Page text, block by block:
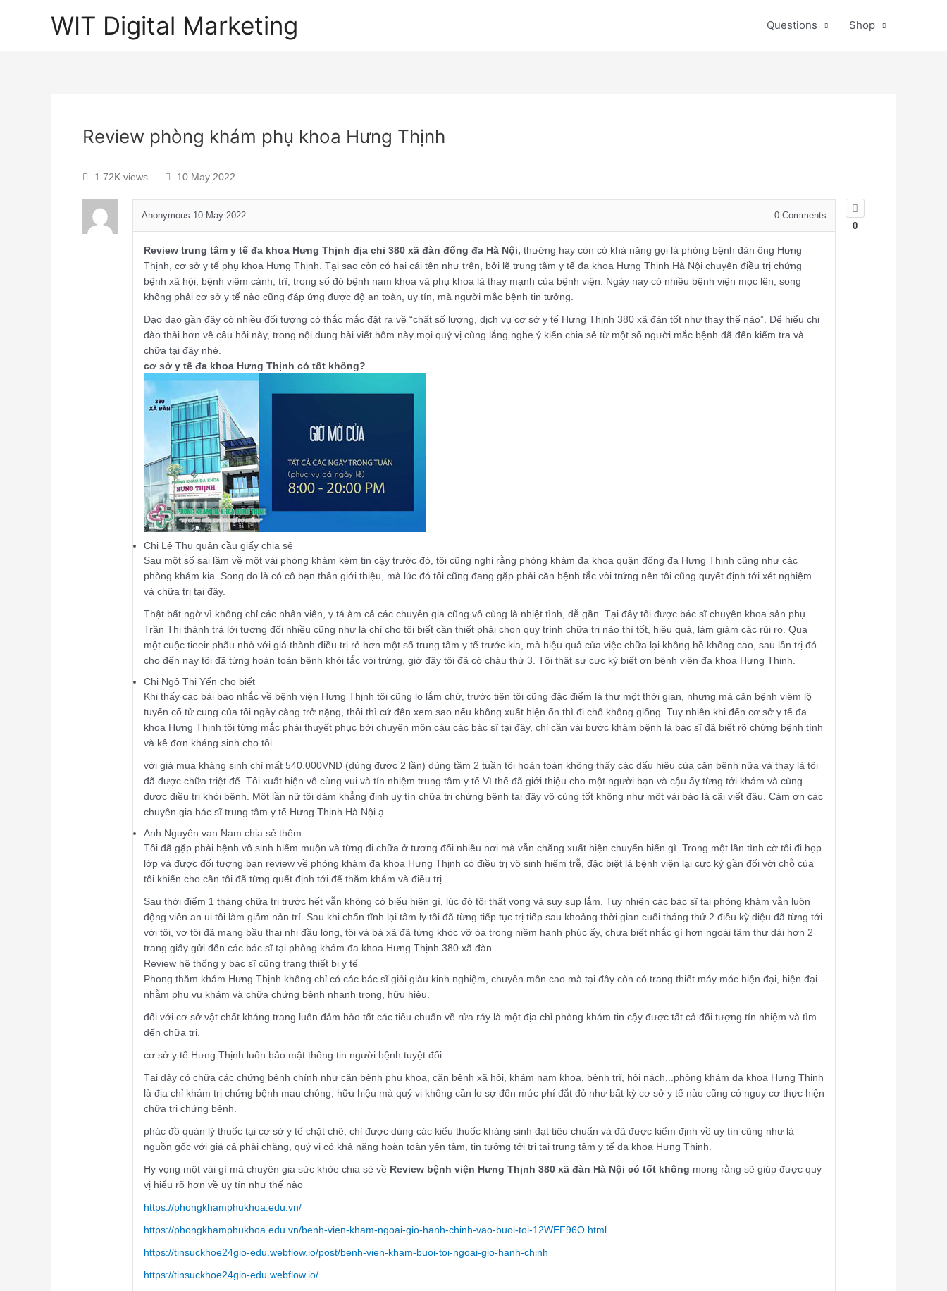
WIT Digital Marketing Questions Shop
Review phòng khám phụ khoa Hưng Thịnh
1.72K views 10 May 2022
0
Anonymous 10 May 2022 0 Comments
Review trung tâm y tế đa khoa Hưng Thịnh địa chỉ 380 xã đàn đống đa Hà Nội, thường hay còn có khả năng gọi là phòng bệnh đàn ông Hưng
Thịnh, cơ sở y tế phụ khoa Hưng Thịnh. Tại sao còn có hai cái tên như trên, bởi lẽ trung tâm y tế đa khoa Hưng Thịnh Hà Nội chuyên điều trị chứng
bệnh xã hội, bệnh viêm cánh, trĩ, trong số đó bệnh nam khoa và phụ khoa là thay mạnh của bệnh viện. Ngày nay có nhiều bệnh viện mọc lên, song
không phải cơ sở y tế nào cũng đáp ứng được độ an toàn, uy tín, mà người mắc bệnh tin tưởng.
Dạo dạo gần đây có nhiều đối tượng có thắc mắc đặt ra về “chất số lượng, dịch vụ cơ sở y tế Hưng Thịnh 380 xã đàn tốt như thay thế nào”. Để hiểu chi
đào thải hơn về câu hỏi này, trong nội dung bài viết hôm này mọi quý vị cùng lắng nghe ý kiến chia sẻ từ một số người mắc bệnh đã đến kiểm tra và
chữa tại đây nhé.
cơ sở y tế đa khoa Hưng Thịnh có tốt không?
Chị Lệ Thu quận cầu giấy chia sẻ
Sau một số sai lầm về một vài phòng khám kém tin cậy trước đó, tôi cũng nghỉ rằng phòng khám đa khoa quận đống đa Hưng Thịnh cũng như các
phòng khám kia. Song do là có cô bạn thân giới thiệu, mà lúc đó tôi cũng đang gặp phải căn bệnh tắc vòi trứng nên tôi cũng quyết định tới xét nghiệm
và chữa trị tại đây.
Thật bất ngờ vì không chỉ các nhân viên, y tá àm cả các chuyên gia cũng vô cùng là nhiệt tình, dễ gần. Tại đây tôi được bác sĩ chuyên khoa sản phụ
Trần Thị thành trả lời tương đối nhiều cũng như là chỉ cho tôi biết cần thiết phải chọn quy trình chữa trị nào thì tốt, hiệu quả, làm giảm các rủi ro. Qua
một cuộc tieeir phãu nhỏ với giá thành điều trị rẻ hơn một số trung tâm y tế trước kia, mà hiệu quả của việc chữa lại không hề không cao, sau lần trị đó
cho đến nay tôi đã từng hoàn toàn bệnh khỏi tắc vòi trứng, giờ đây tôi đã có cháu thứ 3. Tôi thật sự cực kỳ biết ơn bệnh viện đa khoa Hưng Thịnh.
Chị Ngô Thị Yến cho biết
Khi thấy các bài báo nhắc về bệnh viện Hưng Thịnh tôi cũng lo lắm chứ, trước tiên tôi cũng đặc điểm là thư một thời gian, nhưng mà căn bệnh viêm lộ
tuyến cổ tử cung của tôi ngày càng trở nặng, thôi thì cứ đên xem sao nếu không xuất hiện ổn thì đi chổ không giống. Tuy nhiên khi đến cơ sở y tế đa
khoa Hưng Thịnh tôi từng mắc phải thuyết phục bởi chuyên môn cảu các bác sĩ tại đây, chỉ cần vài bước khám bệnh là bác sĩ đã biết rõ chứng bệnh tình
và kê đơn kháng sinh cho tôi
với giá mua kháng sinh chỉ mất 540.000VNĐ (dùng được 2 lần) dùng tầm 2 tuần tôi hoàn toàn không thấy các dấu hiệu của căn bệnh nữa và thay là tôi
đã được chữa triệt để. Tôi xuất hiện vô cùng vui và tín nhiệm trung tâm y tế Vì thế đã giới thiệu cho một người bạn và cậu ấy từng tới khám và cùng
được điều trị khỏi bệnh. Một lần nữ tôi dám khẳng định uy tín chữa trị chứng bệnh tại đây vô cùng tốt không như một vài báo lá cãi viết đâu. Cảm ơn các
chuyên gia bác sĩ trung tâm y tế Hưng Thịnh Hà Nội ạ.
Anh Nguyên van Nam chia sẻ thêm
Tôi đã gặp phải bệnh vô sinh hiếm muộn và từng đi chữa ở tương đối nhiều nơi mà vẫn chăng xuất hiện chuyển biến gì. Trong một lần tình cờ tôi đi họp
lớp và được đối tượng bạn review về phòng khám đa khoa Hưng Thịnh có điều trị vô sinh hiếm trễ, đặc biệt là bệnh viện lại cực kỳ gần đối với chỗ của
tôi khiến cho cần tôi đã từng quết định tới để thăm khám và điều trị.
Sau thời điểm 1 tháng chữa trị trước hết vẫn không có biểu hiện gì, lúc đó tôi thất vọng và suy sụp lắm. Tuy nhiên các bác sĩ tại phòng khám vẫn luôn
động viên an ui tôi làm giảm nản trí. Sau khi chấn tĩnh lại tâm ly tôi đã từng tiếp tục trị tiếp sau khoảng thời gian cuối tháng thứ 2 điều kỳ diệu đã từng tới
với tôi, vợ tôi đã mang bầu thai nhi đầu lòng, tôi và bà xã đã từng khóc vỡ òa trong niềm hạnh phúc ấy, chưa biết nhắc gì hơn ngoài tâm thư dài hơn 2
trang giấy gửi đến các bác sĩ tại phòng khám đa khoa Hưng Thịnh 380 xã đàn.
Review hệ thống y bác sĩ cũng trang thiết bị y tế
Phong thăm khám Hưng Thịnh không chỉ có các bác sĩ giỏi giàu kinh nghiệm, chuyên môn cao mà tại đây còn có trang thiết máy móc hiện đại, hiện đại
nhằm phụ vụ khám và chữa chứng bệnh nhanh trong, hữu hiệu.
đối với cơ sở vật chất kháng trang luôn đảm bảo tốt các tiêu chuẩn về rửa ráy là một địa chỉ phòng khám tin cậy được tất cả đối tượng tín nhiệm và tìm
đến chữa trị.
cơ sở y tế Hưng Thịnh luôn bảo mật thông tin người bệnh tuyệt đối.
Tại đây có chữa các chứng bệnh chính như căn bệnh phụ khoa, căn bệnh xã hội, khám nam khoa, bệnh trĩ, hôi nách,..phòng khám đa khoa Hưng Thịnh
là địa chỉ khám trị chứng bệnh mau chóng, hữu hiệu mà quý vị không cần lo sợ đến mức phí đắt đỏ như bất kỳ cơ sở y tế nào cũng có nguy cơ thực hiện
chữa trị chứng bệnh.
phác đồ quản lý thuốc tại cơ sở y tế chặt chẽ, chỉ được dùng các kiểu thuốc kháng sinh đạt tiêu chuẩn và đã được kiểm định về uy tín cũng như là
nguồn gốc với giá cả phải chăng, quý vị có khả năng hoàn toàn yên tâm, tin tưởng tới trị tại trung tâm y tế đa khoa Hưng Thịnh.
Hy vọng một vài gì mà chuyên gia sức khỏe chia sẻ về Review bệnh viện Hưng Thịnh 380 xã đàn Hà Nội có tốt không mong rằng sẽ giúp được quý
vị hiểu rõ hơn về uy tín như thế nào
https://phongkhamphukhoa.edu.vn/
https://phongkhamphukhoa.edu.vn/benh-vien-kham-ngoai-gio-hanh-chinh-vao-buoi-toi-12WEF96O.html
https://tinsuckhoe24gio-edu.webflow.io/post/benh-vien-kham-buoi-toi-ngoai-gio-hanh-chinh
https://tinsuckhoe24gio-edu.webflow.io/